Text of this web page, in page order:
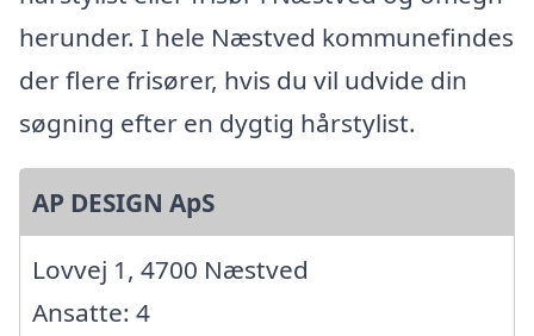
herunder. I hele Næstved kommunefindes
der flere frisører, hvis du vil udvide din
søgning efter en dygtig hårstylist.
AP DESIGN ApS
Lovvej 1, 4700 Næstved
Ansatte: 4